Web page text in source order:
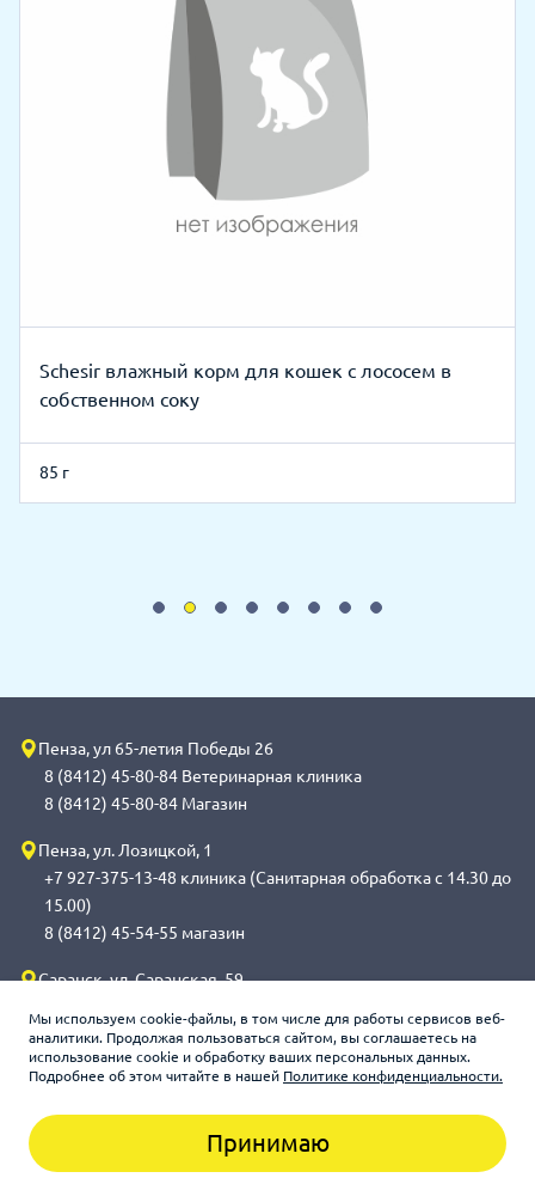
Мы используем cookie-файлы, в том числе для работы сервисов веб-
аналитики. Продолжая пользоваться сайтом, вы соглашаетесь на
использование cookie и обработку ваших персональных данных.
Подробнее об этом читайте в нашей Политике конфиденциальности.
Принимаю
Schesir влажный корм для кошек с лососем в
собственном соку
85 г
Пенза, ул 65-летия Победы 26
8 (8412) 45-80-84 Ветеринарная клиника
8 (8412) 45-80-84 Магазин
Пенза, ул. Лозицкой, 1
+7 927-375-13-48 клиника (Санитарная обработка с 14.30 до
15.00)
8 (8412) 45-54-55 магазин
Саранск, ул. Саранская, 59
обработка с 14.00 до 14.30)
8 (8342) 272-275 магазин
Зооцентр «Счастливый слон», 2026